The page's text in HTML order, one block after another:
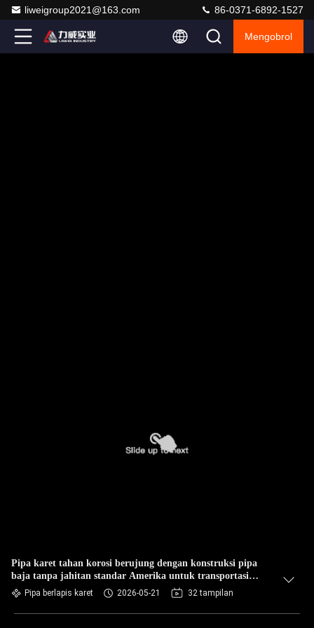
liweigroup2021@163.com 86-0371-6892-1527
Mengobrol
Pipa karet tahan korosi berujung dengan konstruksi pipa
baja tanpa jahitan standar Amerika untuk transportasi
cairan industri
Pipa berlapis karet 2026-05-21 32 tampilan